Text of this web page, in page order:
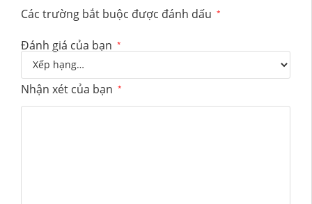
Các trường bắt buộc được đánh dấu *
Đánh giá của bạn *
Nhận xét của bạn *